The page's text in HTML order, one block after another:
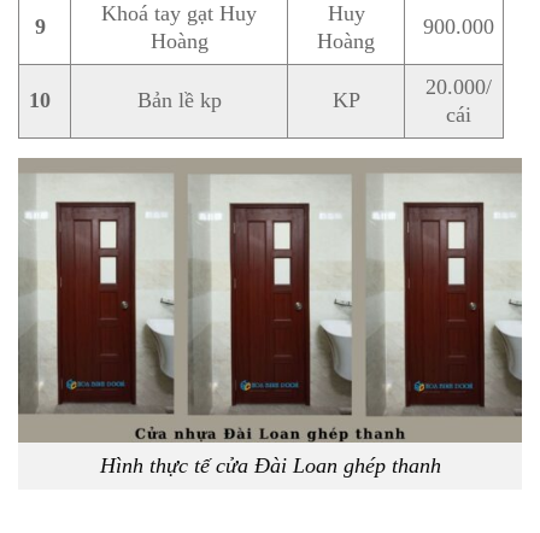
9
Khoá tay gạt Huy
Hoàng
Huy
Hoàng
900.000
10 Bản lề kp KP
20.000/
cái
Hình thực tế cửa Đài Loan ghép thanh